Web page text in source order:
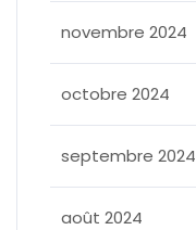
novembre 2024
octobre 2024
septembre 2024
août 2024